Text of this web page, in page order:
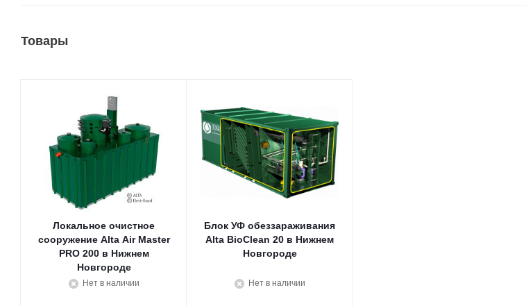
Товары
Локальное очистное
сооружение Alta Air Master
PRO 200 в Нижнем
Новгороде
Нет в наличии
Блок УФ обеззараживания
Alta BioClean 20 в Нижнем
Новгороде
Нет в наличии